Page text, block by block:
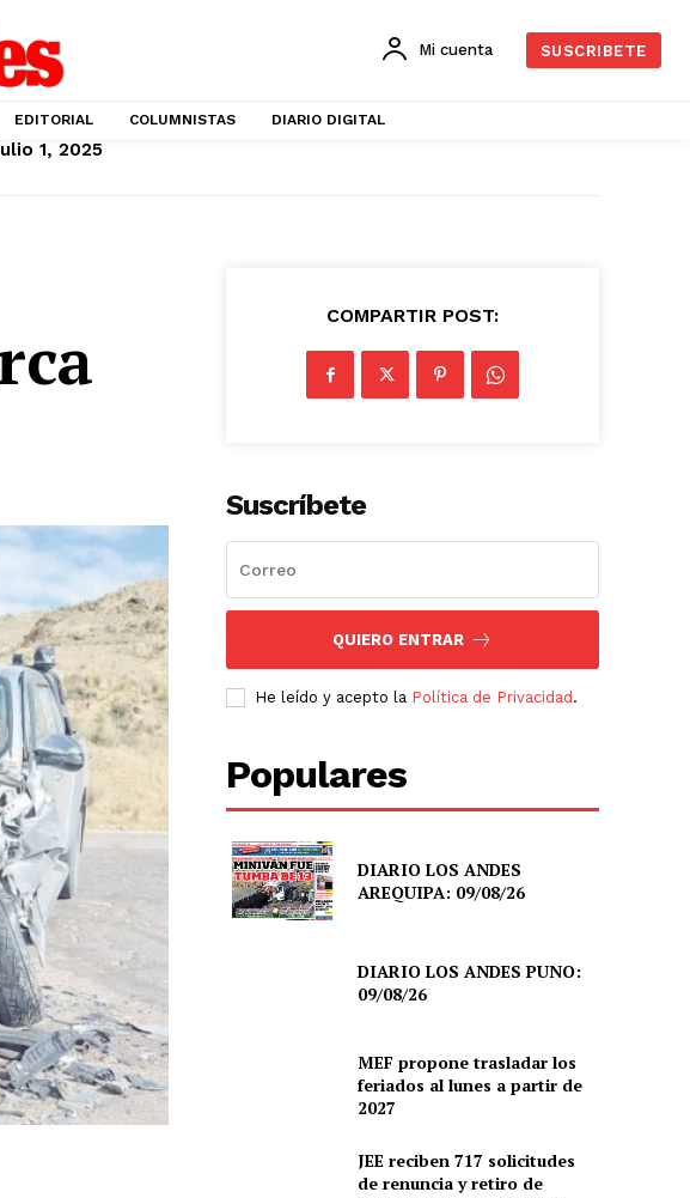
Mi cuenta SUSCRIBETE
EDITORIAL COLUMNISTAS DIARIO DIGITAL
1, 2025
COMPARTIR POST:
Suscríbete
QUIERO ENTRAR
He leído y acepto la Política de Privacidad .
Populares
DIARIO LOS ANDES
AREQUIPA: 09/08/26
DIARIO LOS ANDES PUNO:
09/08/26
MEF propone trasladar los
feriados al lunes a partir de
2027
JEE reciben 717 solicitudes
de renuncia y retiro de